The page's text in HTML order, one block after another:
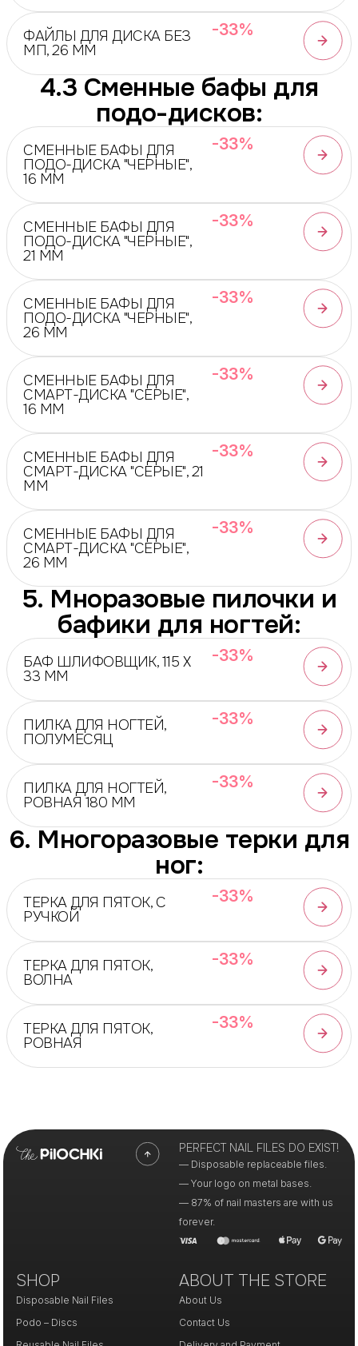
ФАЙЛЫ ДЛЯ ДИСКА БЕЗ
МП, 26 ММ
-33%
4.3 Сменные бафы для
подо-дисков:
СМЕННЫЕ БАФЫ ДЛЯ
ПОДО-ДИСКА "ЧЕРНЫЕ",
16 ММ
-33%
СМЕННЫЕ БАФЫ ДЛЯ
ПОДО-ДИСКА "ЧЕРНЫЕ",
21 ММ
-33%
СМЕННЫЕ БАФЫ ДЛЯ
ПОДО-ДИСКА "ЧЕРНЫЕ",
26 ММ
-33%
СМЕННЫЕ БАФЫ ДЛЯ
СМАРТ-ДИСКА "СЕРЫЕ",
16 ММ
-33%
СМЕННЫЕ БАФЫ ДЛЯ
СМАРТ-ДИСКА "СЕРЫЕ", 21
ММ
-33%
СМЕННЫЕ БАФЫ ДЛЯ
СМАРТ-ДИСКА "СЕРЫЕ",
26 ММ
-33%
5. Мноразовые пилочки и
бафики для ногтей:
БАФ ШЛИФОВЩИК, 115 Х
33 ММ
-33%
ПИЛКА ДЛЯ НОГТЕЙ,
ПОЛУМЕСЯЦ
-33%
ПИЛКА ДЛЯ НОГТЕЙ,
РОВНАЯ 180 ММ
-33%
6. Многоразовые терки для
ног:
ТЕРКА ДЛЯ ПЯТОК, С
РУЧКОЙ
-33%
ТЕРКА ДЛЯ ПЯТОК,
ВОЛНА
-33%
ТЕРКА ДЛЯ ПЯТОК,
РОВНАЯ
-33%
PERFECT NAIL FILES DO EXIST!
— Disposable replaceable files.
— Your logo on metal bases.
— 87% of nail masters are with us
forever.
SHOP
Disposable Nail Files
Podo – Discs
ABOUT THE STORE
About Us
Contact Us